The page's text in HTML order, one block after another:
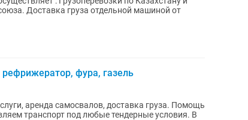
Доставка груза отдельной машиной от
рефрижератор, фура, газель
аренда самосвалов, доставка груза. Помощь
транспорт под любые тендерные условия. В